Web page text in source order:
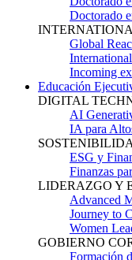
Doctorado
Global
Incoming
Educación
DIGITAL
AI
IA para
ESG y
Finanzas
LIDERAZGO Y
Advanced
Journey to
Women
GOBIERNO
Formación